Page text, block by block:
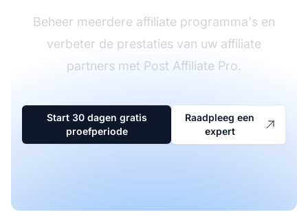
Beheer meerdere affiliate programma's en
verbeter de prestaties van uw affiliate
partners met Post Affiliate Pro.
Start 30 dagen gratis
proefperiode
Raadpleeg een
expert